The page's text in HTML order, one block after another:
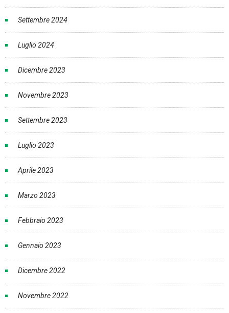
Settembre 2024
Luglio 2024
Dicembre 2023
Novembre 2023
Settembre 2023
Luglio 2023
Aprile 2023
Marzo 2023
Febbraio 2023
Gennaio 2023
Dicembre 2022
Novembre 2022